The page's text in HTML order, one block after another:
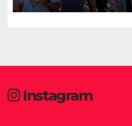
Instagram